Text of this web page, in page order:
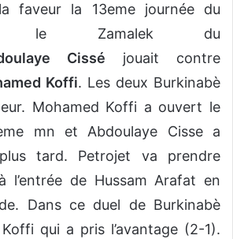
faveur la 13eme journée du
le Zamalek du
Cissé jouait contre
Koffi. Les deux Burkinabè
Mohamed Koffi a ouvert le
mn et Abdoulaye Cisse a
tard. Petrojet va prendre
l’entrée de Hussam Arafat en
Dans ce duel de Burkinabè
Koffi qui a pris l’avantage (2-1).